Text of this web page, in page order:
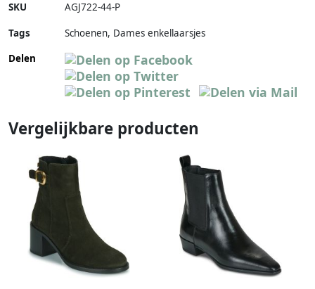
SKU AGJ722-44-P
Tags
Schoenen, Dames enkellaarsjes
Delen
Vergelijkbare producten